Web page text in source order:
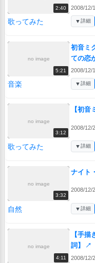
2:40 2008/12/
歌ってみた ▼詳細
no image
5:21
初音ミ
ての恋
2008/12/
音楽 ▼詳細
no image
3:12
【初
2008/12/
歌ってみた ▼詳細
no image
3:32
ナイト
2008/12/
自然 ▼詳細
no image
4:11
【手
詞】
↗
2008/12/